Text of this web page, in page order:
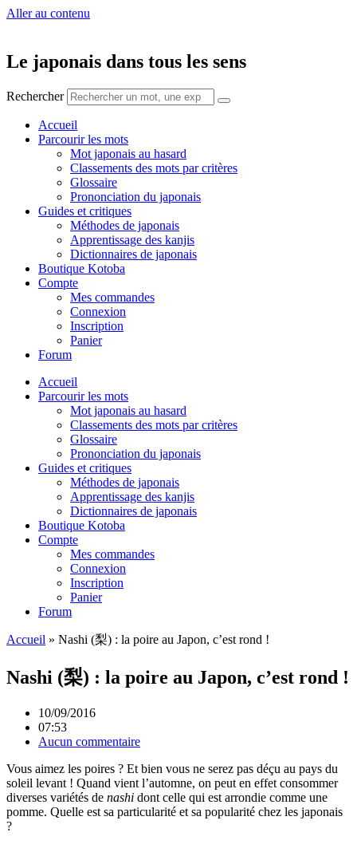
Aller au contenu
Le japonais dans tous les sens
Rechercher
Accueil
Parcourir les mots
Mot japonais au hasard
Classements des mots par critères
Glossaire
Prononciation du japonais
Guides et critiques
Méthodes de japonais
Apprentissage des kanjis
Dictionnaires de japonais
Boutique Kotoba
Compte
Mes commandes
Connexion
Inscription
Panier
Forum
Accueil
Parcourir les mots
Mot japonais au hasard
Classements des mots par critères
Glossaire
Prononciation du japonais
Guides et critiques
Méthodes de japonais
Apprentissage des kanjis
Dictionnaires de japonais
Boutique Kotoba
Compte
Mes commandes
Connexion
Inscription
Panier
Forum
Accueil » Nashi (梨) : la poire au Japon, c’est rond !
Nashi (梨) : la poire au Japon, c’est rond !
10/09/2016
07:53
Aucun commentaire
Vous aimez les poires ? Et bien vous ne serez pas déçu au pays du
soleil levant ! Quand vient l’automne, on peut en effet consommer
diverses variétés de nashi dont celle qui est arrondie comme une
pomme. Quelle est sa particularité et sa popularité chez les japonais
?